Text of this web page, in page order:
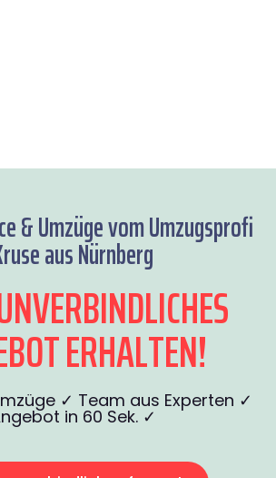
& Umzüge vom Umzugsprofi
aus Nürnberg
ERHALTEN!
✓ Team aus Experten ✓
in 60 Sek. ✓